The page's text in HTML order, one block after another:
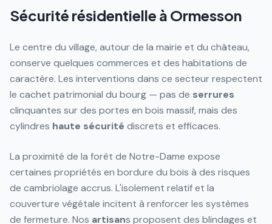
Sécurité résidentielle à Ormesson
Le centre du village, autour de la mairie et du château,
conserve quelques commerces et des habitations de
caractère. Les interventions dans ce secteur respectent
le cachet patrimonial du bourg — pas de serrures
clinquantes sur des portes en bois massif, mais des
cylindres haute sécurité discrets et efficaces.
La proximité de la forêt de Notre-Dame expose
certaines propriétés en bordure du bois à des risques
de cambriolage accrus. L'isolement relatif et la
couverture végétale incitent à renforcer les systèmes
de fermeture. Nos artisans proposent des blindages et